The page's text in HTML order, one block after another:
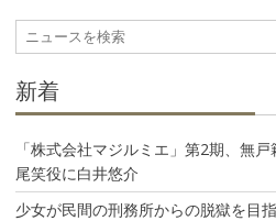
シ
ョ
新着
「株式会社マジルミエ」第2期、無
尾笑役に白井悠介
少女が民間の刑務所からの脱獄を目